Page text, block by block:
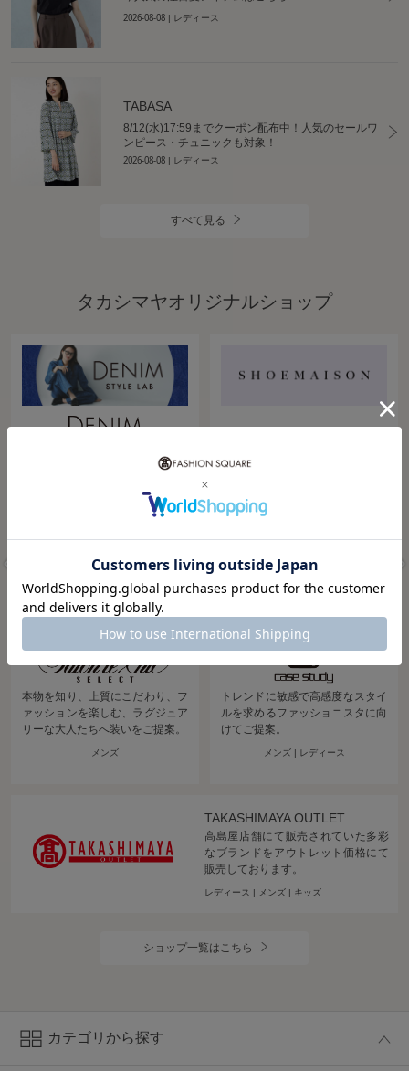
2026-08-08| レディース
TABASA
8/12(水)17:59までクーポン配布中！人気のセールワ
ンピース・チュニックも対象！
2026-08-08| レディース
すべて見る
タカシマヤオリジナルショップ
デニムやコーディネートアイテム
本物を知り、上質にこだわり、フ
ァッションを楽しむ、ラグジュア
リーな大人たちへ装いをご提案。
メンズ
タカシマヤのバイヤーが商品開
取り揃えた編集ショップ。
トレンドに敏感で高感度なスタイ
ルを求めるファッショニスタに向
けてご提案。
メンズ | レディース
TAKASHIMAYA OUTLET
高島屋店舗にて販売されていた多彩
なブランドをアウトレット価格にて
販売しております。
レディース | メンズ | キッズ
ショップ一覧はこちら
カテゴリ から探す